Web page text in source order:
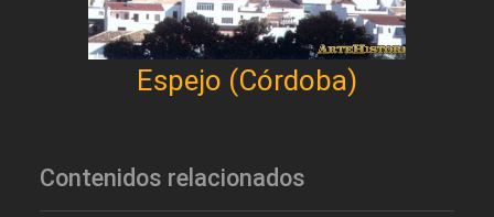
Espejo (Córdoba)
Contenidos relacionados